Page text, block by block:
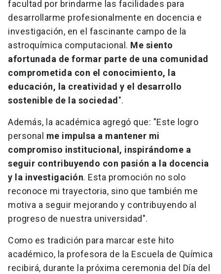
facultad por brindarme las facilidades para
desarrollarme profesionalmente en docencia e
investigación, en el fascinante campo de la
astroquímica computacional. Me siento
afortunada de formar parte de una comunidad
comprometida con el conocimiento, la
educación, la creatividad y el desarrollo
sostenible de la sociedad ".
Además, la académica agregó que: "Este logro
personal me impulsa a mantener mi
compromiso institucional, inspirándome a
seguir contribuyendo con pasión a la docencia
y la investigación. Esta promoción no solo
reconoce mi trayectoria, sino que también me
motiva a seguir mejorando y contribuyendo al
progreso de nuestra universidad".
Como es tradición para marcar este hito
académico, la profesora de la Escuela de Química
recibirá, durante la próxima ceremonia del Día del